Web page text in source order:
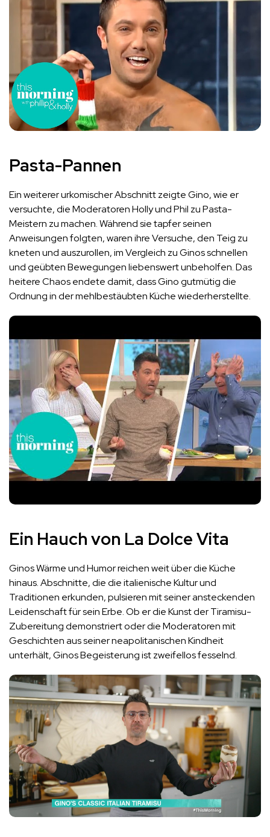
Pasta-Pannen
Ein weiterer urkomischer Abschnitt zeigte Gino, wie er
versuchte, die Moderatoren Holly und Phil zu Pasta-
Meistern zu machen. Während sie tapfer seinen
Anweisungen folgten, waren ihre Versuche, den Teig zu
kneten und auszurollen, im Vergleich zu Ginos schnellen
und geübten Bewegungen liebenswert unbeholfen. Das
heitere Chaos endete damit, dass Gino gutmütig die
Ordnung in der mehlbestäubten Küche wiederherstellte.
Ein Hauch von La Dolce Vita
Ginos Wärme und Humor reichen weit über die Küche
hinaus. Abschnitte, die die italienische Kultur und
Traditionen erkunden, pulsieren mit seiner ansteckenden
Leidenschaft für sein Erbe. Ob er die Kunst der Tiramisu-
Zubereitung demonstriert oder die Moderatoren mit
Geschichten aus seiner neapolitanischen Kindheit
unterhält, Ginos Begeisterung ist zweifellos fesselnd.